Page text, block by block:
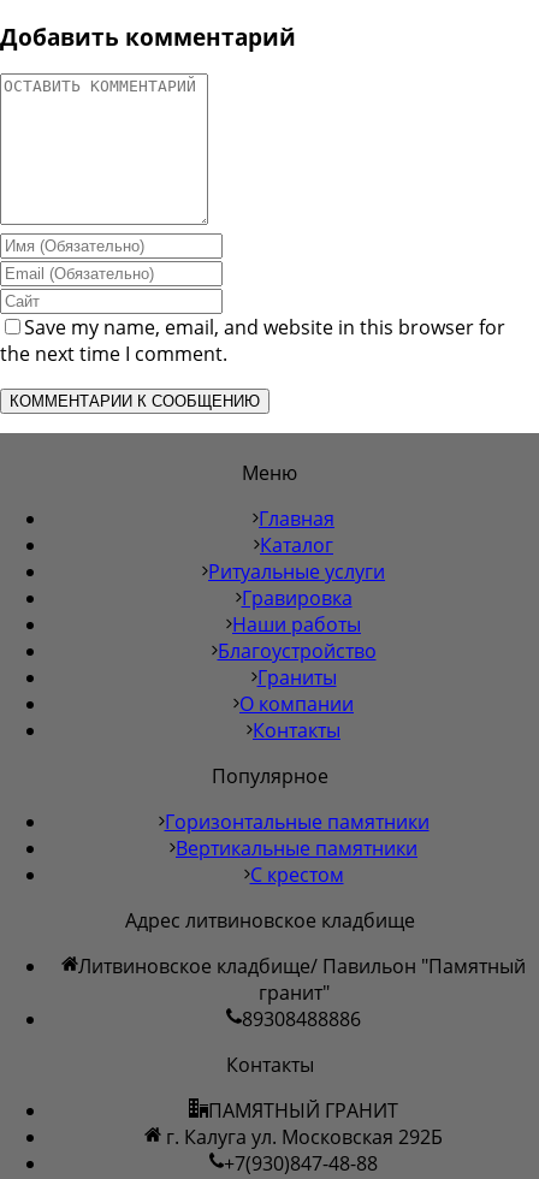
Добавить комментарий
Save my name, email, and website in this browser for
the next time I comment.
Меню
Главная
Каталог
Ритуальные услуги
Гравировка
Наши работы
Благоустройство
Граниты
О компании
Контакты
Популярное
Горизонтальные памятники
Вертикальные памятники
С крестом
Адрес литвиновское кладбище
Литвиновское кладбище/ Павильон "Памятный
гранит"
89308488886
Контакты
ПАМЯТНЫЙ ГРАНИТ
г. Калуга ул. Московская 292Б
+7(930)847-48-88